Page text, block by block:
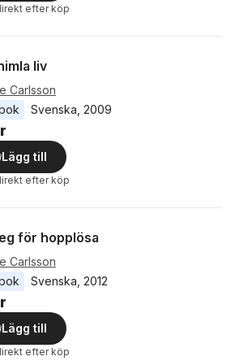
efter köp
liv
Carlsson
Svenska 2009
Lägg till
efter köp
för hopplösa
Carlsson
Svenska 2012
Lägg till
efter köp